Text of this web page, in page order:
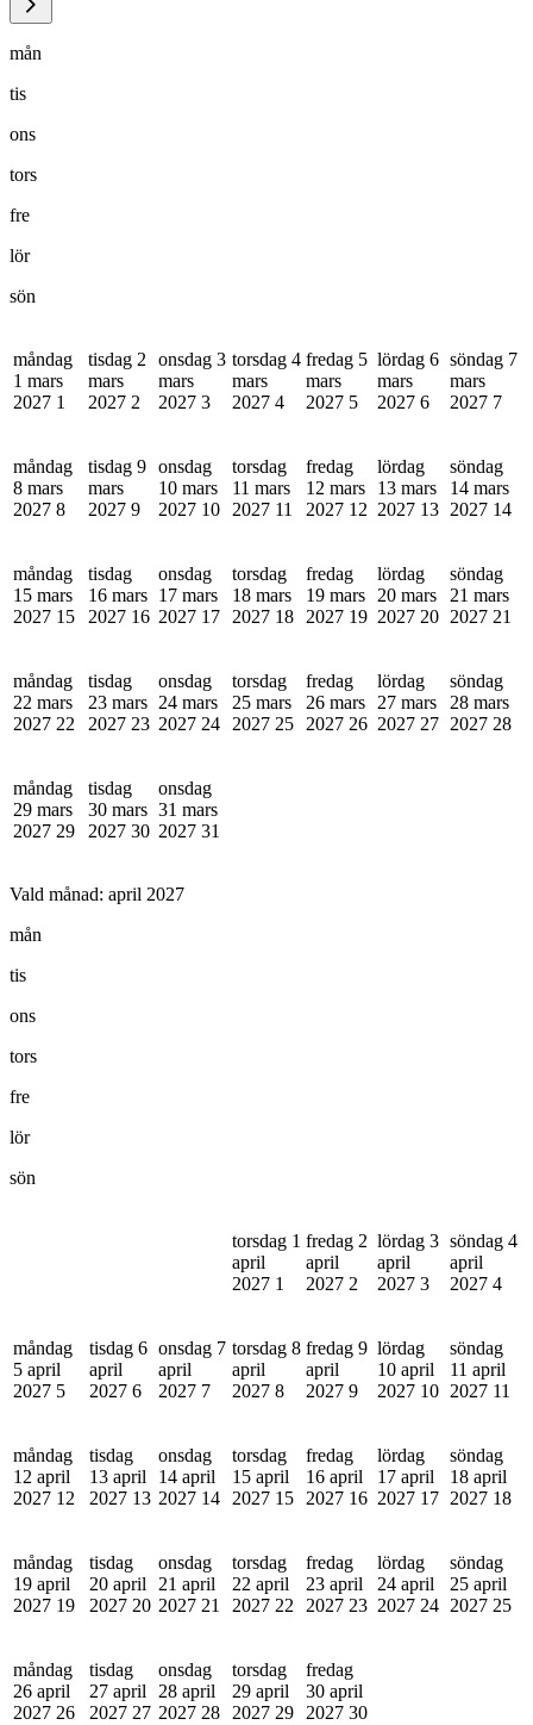
mån
tis
ons
tors
fre
lör
sön
måndag
1 mars
2027 1
tisdag 2
mars
2027 2
onsdag 3
mars
2027 3
torsdag 4
mars
2027 4
fredag 5
mars
2027 5
lördag 6
mars
2027 6
söndag 7
mars
2027 7
måndag
8 mars
2027 8
tisdag 9
mars
2027 9
onsdag
10 mars
2027 10
torsdag
11 mars
2027 11
fredag
12 mars
2027 12
lördag
13 mars
2027 13
söndag
14 mars
2027 14
måndag
15 mars
2027 15
tisdag
16 mars
2027 16
onsdag
17 mars
2027 17
torsdag
18 mars
2027 18
fredag
19 mars
2027 19
lördag
20 mars
2027 20
söndag
21 mars
2027 21
måndag
22 mars
2027 22
tisdag
23 mars
2027 23
onsdag
24 mars
2027 24
torsdag
25 mars
2027 25
fredag
26 mars
2027 26
lördag
27 mars
2027 27
söndag
28 mars
2027 28
måndag
29 mars
2027 29
tisdag
30 mars
2027 30
onsdag
31 mars
2027 31
Vald månad: april 2027
mån
tis
ons
tors
fre
lör
sön
torsdag 1
april
2027 1
fredag 2
april
2027 2
lördag 3
april
2027 3
söndag 4
april
2027 4
måndag
5 april
2027 5
tisdag 6
april
2027 6
onsdag 7
april
2027 7
torsdag 8
april
2027 8
fredag 9
april
2027 9
lördag
10 april
2027 10
söndag
11 april
2027 11
måndag
12 april
2027 12
tisdag
13 april
2027 13
onsdag
14 april
2027 14
torsdag
15 april
2027 15
fredag
16 april
2027 16
lördag
17 april
2027 17
söndag
18 april
2027 18
måndag
19 april
2027 19
tisdag
20 april
2027 20
onsdag
21 april
2027 21
torsdag
22 april
2027 22
fredag
23 april
2027 23
lördag
24 april
2027 24
söndag
25 april
2027 25
måndag
26 april
2027 26
tisdag
27 april
2027 27
onsdag
28 april
2027 28
torsdag
29 april
2027 29
fredag
30 april
2027 30